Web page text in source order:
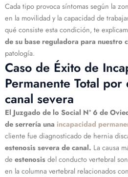
Cada tipo provoca síntomas según la
en la movilidad y la capacidad de
qué consiste esta condición, te
de su base reguladora para nuestro
patología.
Caso de Éxito de
Permanente Total por
canal severa
El Juzgado de lo Social Nº 6 de
de serrería una incapacidad
cliente fue diagnosticado de hernia
estenosis severa de canal. La causa
de estenosisdel conducto vertebral
en la columna vertebral relacionados